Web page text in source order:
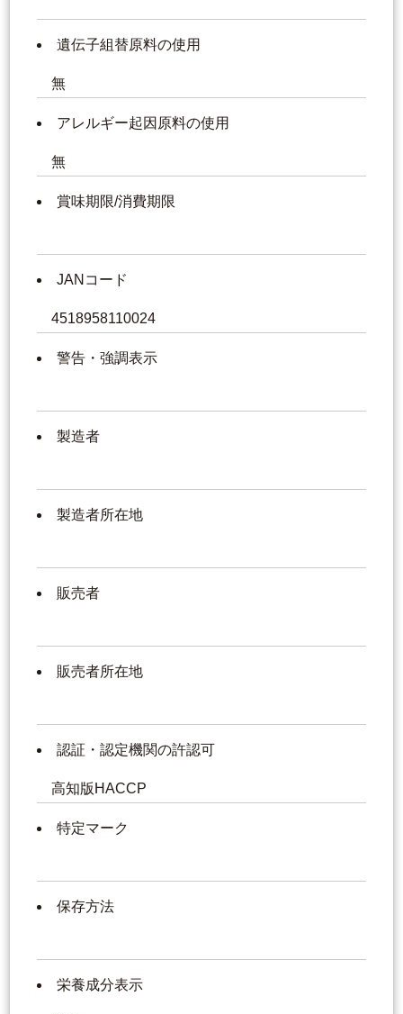
遺伝子組替原料の使用
無
アレルギー起因原料の使用
無
賞味期限/消費期限
JANコード
4518958110024
警告・強調表示
製造者
製造者所在地
販売者
販売者所在地
認証・認定機関の許認可
高知版HACCP
特定マーク
保存方法
栄養成分表示